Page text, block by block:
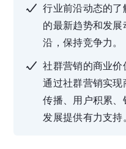
行业前沿动态的
的最新趋势和发
沿，保持竞争力。
社群营销的商业
通过社群营销实
传播、用户积累
发展提供有力支持。